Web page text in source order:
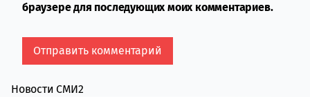
браузере для последующих моих комментариев.
Новости СМИ2